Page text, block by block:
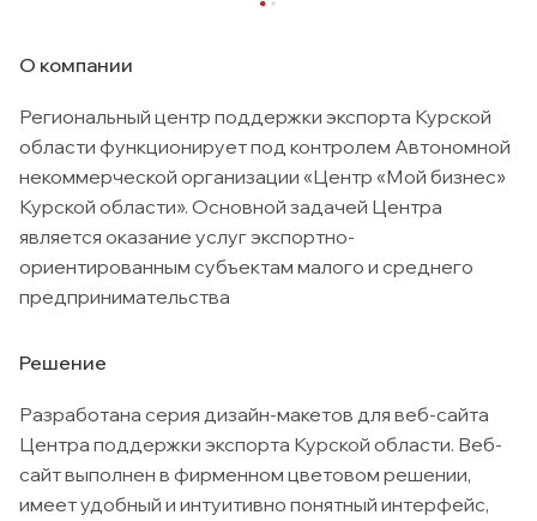
О компании
Региональный центр поддержки экспорта Курской
области функционирует под контролем Автономной
некоммерческой организации «Центр «Мой бизнес»
Курской области». Основной задачей Центра
является оказание услуг экспортно-
ориентированным субъектам малого и среднего
предпринимательства
Решение
Разработана серия дизайн-макетов для веб-сайта
Центра поддержки экспорта Курской области. Веб-
сайт выполнен в фирменном цветовом решении,
имеет удобный и интуитивно понятный интерфейс,